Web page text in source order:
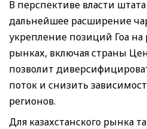
В перспективе власти
дальнейшее расширение
укрепление позиций Гоа
рынках, включая страны
позволит
поток и снизить
регионов.
Для казахстанского рынка